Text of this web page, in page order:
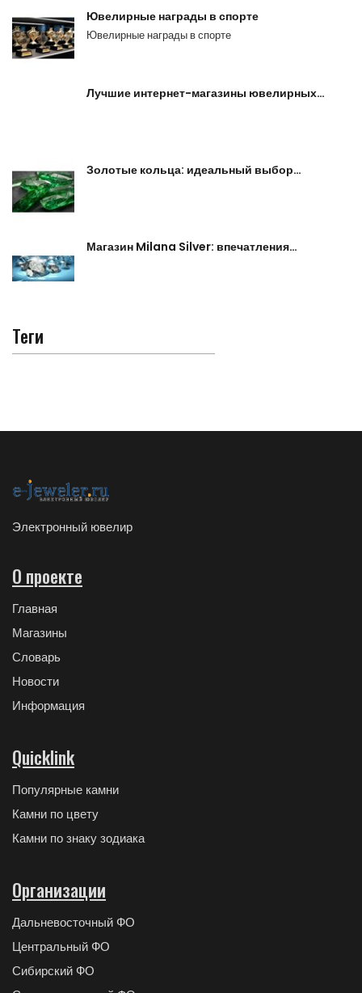
Ювелирные награды в спорте
Ювелирные награды в спорте
Лучшие интернет-магазины ювелирных…
Золотые кольца: идеальный выбор…
Магазин Milana Silver: впечатления…
Теги
Электронный ювелир
О проекте
Главная
Магазины
Словарь
Новости
Информация
Quicklink
Популярные камни
Камни по цвету
Камни по знаку зодиака
Организации
Дальневосточный ФО
Центральный ФО
Сибирский ФО